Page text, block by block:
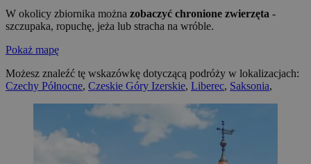
W okolicy zbiornika można zobaczyć chronione zwierzęta -
szczupaka, ropuchę, jeża lub stracha na wróble.
Pokaż mapę
Możesz znaleźć tę wskazówkę dotyczącą podróży w lokalizacjach:
Czechy Północne, Czeskie Góry Izerskie, Liberec, Saksonia,